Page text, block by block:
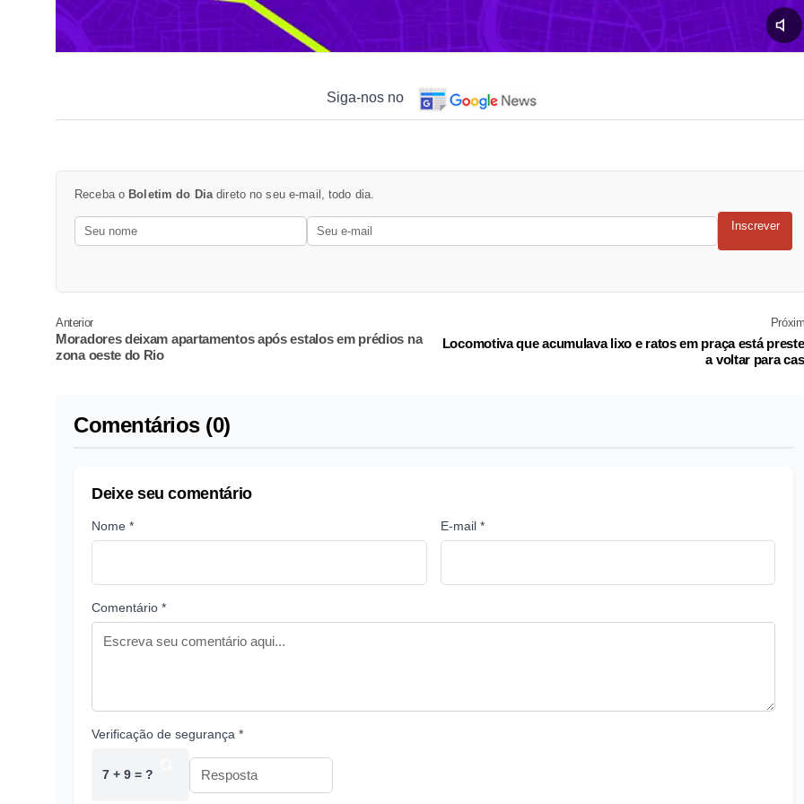
Siga-nos no
Receba o Boletim do Diadireto no seu e-mail, todo dia.
Inscrever
Anterior
Moradores deixam apartamentos após estalos em prédios na
zona oeste do Rio
Locomotiva que acumulava lixo e ratos em praça está
a voltar para
Comentários (0)
Deixe seu comentário
Nome * E-mail *
Comentário *
Verificação de segurança *
7 + 9 = ?